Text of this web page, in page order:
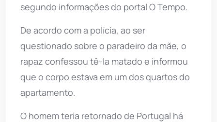
segundo informações do portal O Tempo.
De acordo com a polícia, ao ser
questionado sobre o paradeiro da mãe, o
rapaz confessou tê-la matado e informou
que o corpo estava em um dos quartos do
apartamento.
O homem teria retornado de Portugal há